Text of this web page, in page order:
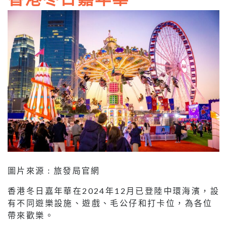
圖片來源 : 旅發局官網
香港冬日嘉年華在2024年12月已登陸中環海濱，設
有不同遊樂設施、遊戲、毛公仔和打卡位，為各位
帶來歡樂。